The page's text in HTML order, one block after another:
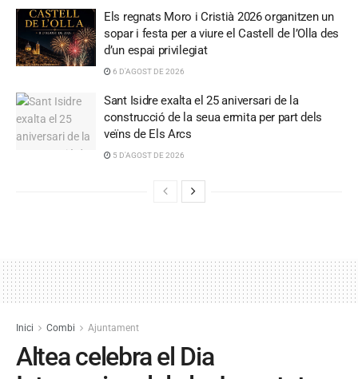
Els regnats Moro i Cristià 2026 organitzen un
sopar i festa per a viure el Castell de l’Olla des
d’un espai privilegiat
6 D'AGOST DE 2026
Sant Isidre exalta el 25 aniversari de la
construcció de la seua ermita per part dels
veïns de Els Arcs
5 D'AGOST DE 2026
Inici Combi Ajuntament
Altea celebra el Dia